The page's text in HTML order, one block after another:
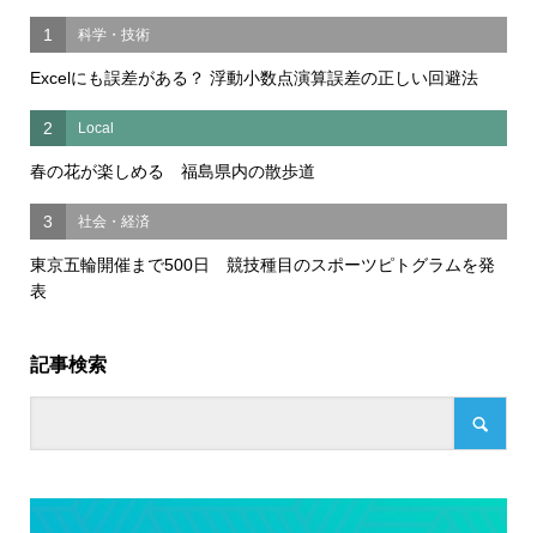
1 科学・技術
Excelにも誤差がある？ 浮動小数点演算誤差の正しい回避法
2 Local
春の花が楽しめる 福島県内の散歩道
3 社会・経済
東京五輪開催まで500日 競技種目のスポーツピトグラムを発
表
記事検索